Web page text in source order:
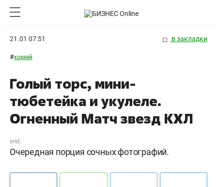
21.01 07:51 в закладки
#хоккей
Голый торс, мини-
тюбетейка и укулеле.
Огненный Матч звезд КХЛ
erid:
Очередная порция сочных фотографий.